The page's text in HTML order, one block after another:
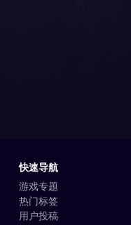
快速导航
游戏专题
热门标签
用户投稿